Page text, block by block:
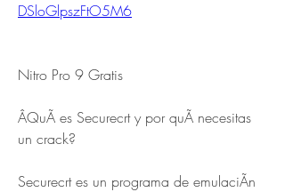
DSloGlpszFtO5M6
Nitro Pro 9 Gratis
ÂQuÃ es Securecrt y por quÃ necesitas
un crack?
Securecrt es un programa de emulaciÃn